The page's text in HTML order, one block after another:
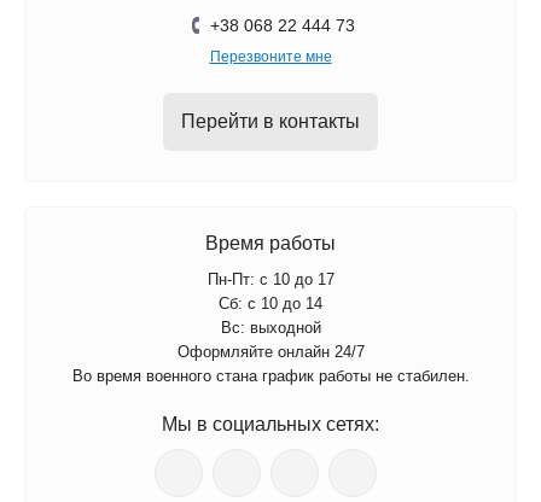
+38 068 22 444 73
Перезвоните мне
Перейти в контакты
Время работы
Пн-Пт: с 10 до 17
Сб: с 10 до 14
Вс: выходной
Оформляйте онлайн 24/7
Во время военного стана график работы не стабилен.
Мы в социальных сетях: